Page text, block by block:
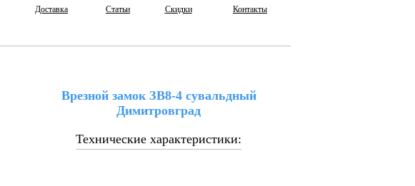
Доставка Статьи Скидки Контакты
Врезной замок ЗВ8-4 сувальдный
Димитровград
Технические характеристики: